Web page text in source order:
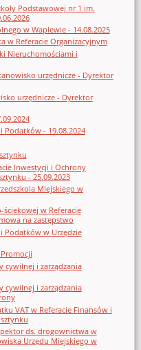
Podstawowej nr 1 im.
w Waplewie - 14.08.2025
w Referacie Organizacyjnym
Nieruchomościami i
urzędnicze - Dyrektor
urzędnicze - Dyrektor
Podatków - 19.08.2024
Inwestycji i Ochrony
- 25.09.2023
Miejskiego w
w Referacie
na zastępstwo
Podatków w Urzędzie
cywilnej i zarządzania
cywilnej i zarządzania
VAT w Referacie Finansów i
ds. drogownictwa w
Urzędu Miejskiego w